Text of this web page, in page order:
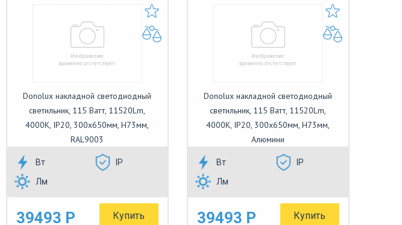
Donolux накладной светодиодный
светильник, 115 Ватт, 11520Lm,
4000К, IP20, 300х650мм, H73мм,
RAL9003
Вт
IP
Лм
39493 Р Купить
Donolux накладной светодиодный
светильник, 115 Ватт, 11520Lm,
4000К, IP20, 300х650мм, H73мм,
Алюмини
Вт
IP
Лм
39493 Р Купить